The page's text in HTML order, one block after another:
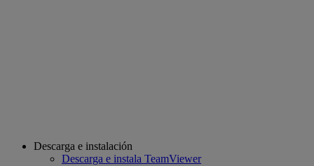
Descarga e instalación
Descarga e instala TeamViewer